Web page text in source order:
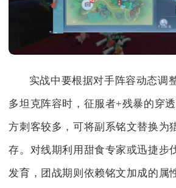
实战中要根据对手阵容动态调
多坦克阵容时，征服者+残暴的穿
方刺客较多，可将副系铭文替换为
存。对线期利用甜食专家或迅捷步
发育，团战期则依赖铭文加成的属